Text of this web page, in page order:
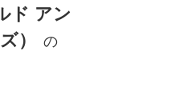
ド アン
）
の